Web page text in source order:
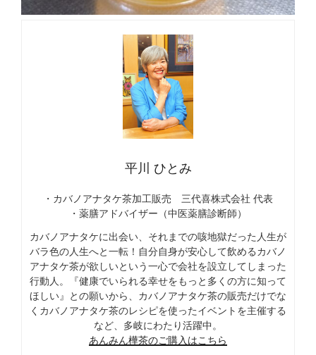
平川 ひとみ
・カバノアナタケ茶加工販売 三代喜株式会社 代表
・薬膳アドバイザー（中医薬膳診断師）
カバノアナタケに出会い、それまでの咳地獄だった人生が
バラ色の人生へと一転！自分自身が安心して飲めるカバノ
アナタケ茶が欲しいという一心で会社を設立してしまった
行動人。『健康でいられる幸せをもっと多くの方に知って
ほしい』との願いから、カバノアナタケ茶の販売だけでな
くカバノアナタケ茶のレシピを使ったイベントを主催する
など、多岐にわたり活躍中。
あんみん樺茶のご購入はこちら